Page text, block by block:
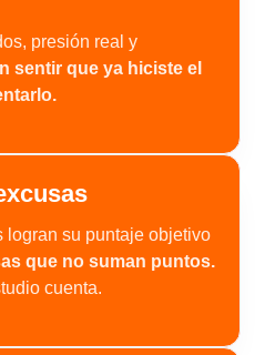
presión real y
sentir que ya hiciste el
logran su puntaje objetivo
que no suman puntos.
cuenta.